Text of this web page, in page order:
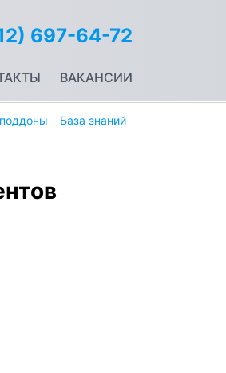
697-64-72
ВАКАНСИИ
База знаний